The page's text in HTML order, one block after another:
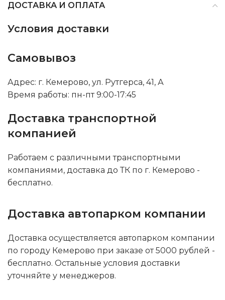
ДОСТАВКА И ОПЛАТА
Условия доставки
Самовывоз
Адрес: г. Кемерово, ул. Рутгерса, 41, А
Время работы: пн-пт 9:00-17:45
Доставка транспортной
компанией
Работаем с различными транспортными
компаниями, доставка до ТК по г. Кемерово -
бесплатно.
Доставка автопарком компании
Доставка осуществляется автопарком компании
по городу Кемерово при заказе от 5000 рублей -
бесплатно. Остальные условия доставки
уточняйте у менеджеров.